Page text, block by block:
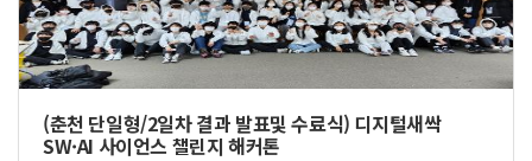
(춘천 단일형/2일차 결과 발표및 수료식) 디지털새싹
SW·AI 사이언스 챌린지 해커톤